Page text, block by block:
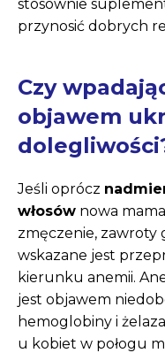
stosownie
przynosić dobrych
Czy
objawem
Jeśli oprócz
włosów nowa
zmęczenie, zawroty
wskazane jest
kierunku anemii.
jest objawem
hemoglobiny i
u kobiet w połogu